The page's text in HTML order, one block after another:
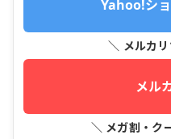
Yahoo!シ
＼ メルカ
メル
＼ メガ割・ク